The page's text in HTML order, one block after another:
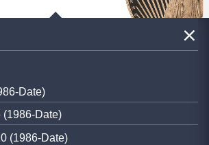
Date)
(1986-Date)
(1986-Date)